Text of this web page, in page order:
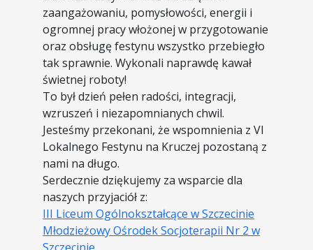
zaangażowaniu, pomysłowości, energii i
ogromnej pracy włożonej w przygotowanie
oraz obsługę festynu wszystko przebiegło
tak sprawnie. Wykonali naprawdę kawał
świetnej roboty!
To był dzień pełen radości, integracji,
wzruszeń i niezapomnianych chwil.
Jesteśmy przekonani, że wspomnienia z VI
Lokalnego Festynu na Kruczej pozostaną z
nami na długo.
Serdecznie dziękujemy za wsparcie dla
naszych przyjaciół z:
III Liceum Ogólnokształcące w Szczecinie
Młodzieżowy Ośrodek Socjoterapii Nr 2 w
Szczecinie